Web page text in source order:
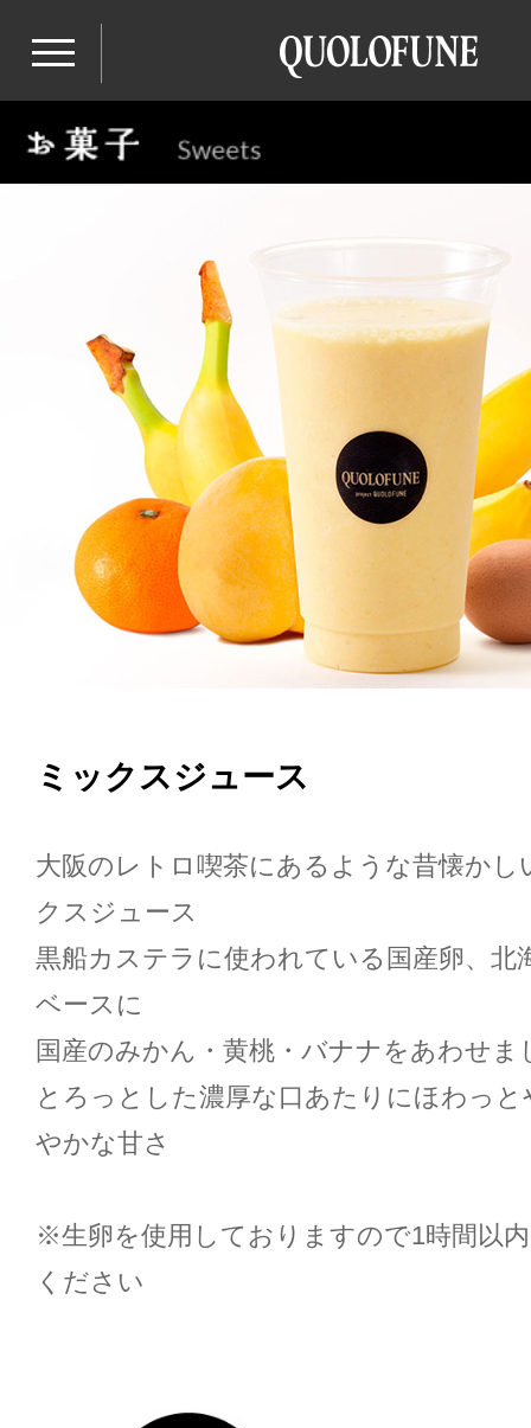
ミックスジュース
大阪のレトロ喫茶にあるような昔懐かし
クスジュース
黒船カステラに使われている国産卵、北
ベースに
国産のみかん・黄桃・バナナをあわせま
とろっとした濃厚な口あたりにほわっ
やかな甘さ
※生卵を使用しておりますので1時間以
ください